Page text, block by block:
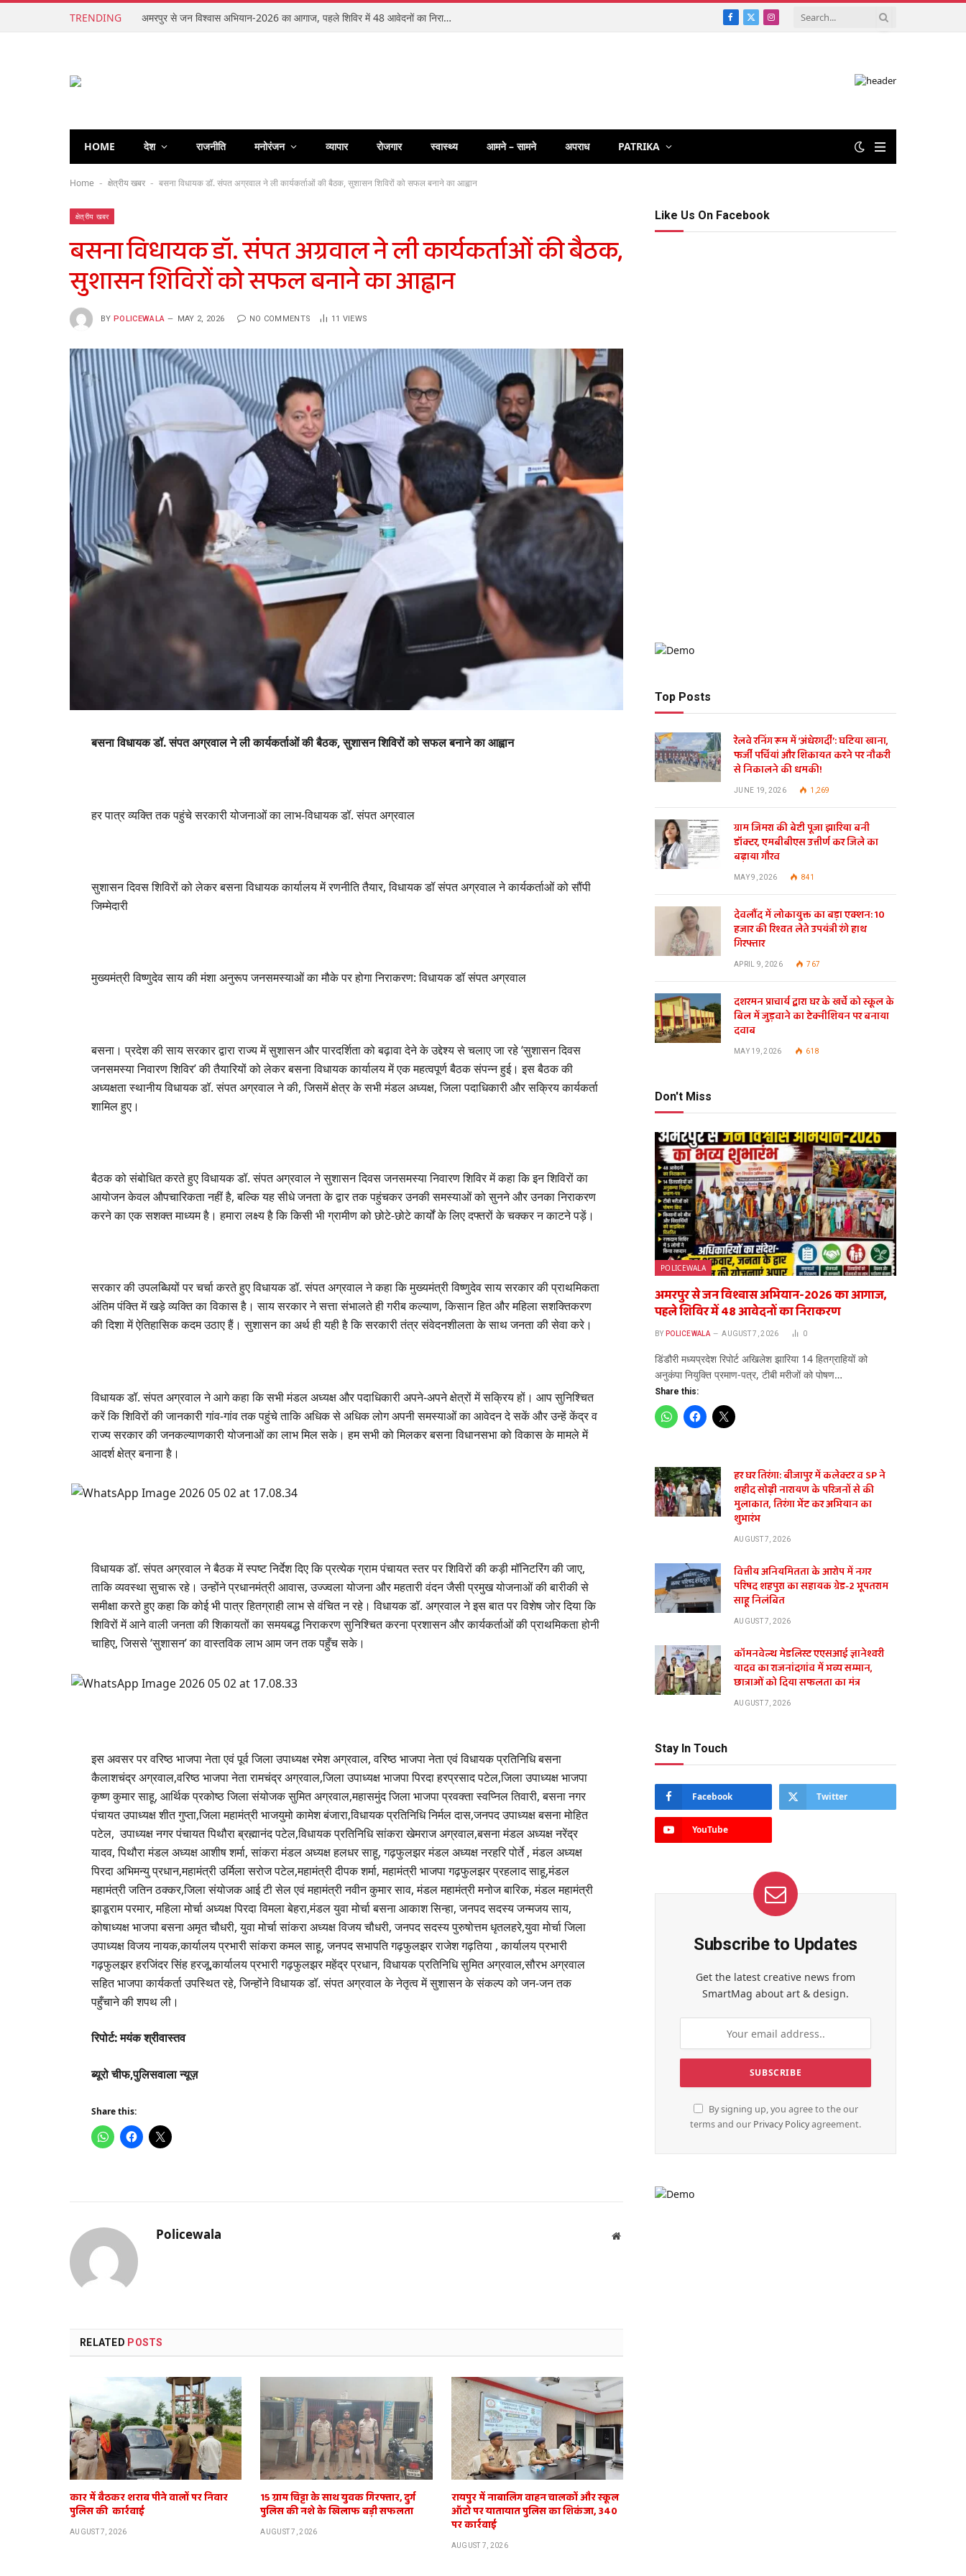
TRENDING अमरपुर से जन विश्वास अभियान-2026 का आगाज, पहले शिविर में 48 आवेदनों का निराकरण Facebook
X
Instagram
HOME देश राजनीति मनोरंजन व्यापार रोजगार स्वास्थ्य आमने – सामने अपराध PATRIKA
Home - क्षेत्रीय खबर - बसना विधायक डॉ. संपत अग्रवाल ने ली कार्यकर्ताओं की बैठक, सुशासन शिविरों को सफल बनाने का आह्वान
क्षेत्रीय खबर
बसना विधायक डॉ. संपत अग्रवाल ने ली कार्यकर्ताओं की बैठक,
सुशासन शिविरों को सफल बनाने का आह्वान
BY POLICEWALA MAY 2, 2026 NO COMMENTS 11 VIEWS
बसना विधायक डॉ. संपत अग्रवाल ने ली कार्यकर्ताओं की बैठक, सुशासन शिविरों को सफल बनाने का आह्वान
हर पात्र व्यक्ति तक पहुंचे सरकारी योजनाओं का लाभ-विधायक डॉ. संपत अग्रवाल
सुशासन दिवस शिविरों को लेकर बसना विधायक कार्यालय में रणनीति तैयार, विधायक डॉ संपत अग्रवाल ने कार्यकर्ताओं को सौंपी
जिम्मेदारी
मुख्यमंत्री विष्णुदेव साय की मंशा अनुरूप जनसमस्याओं का मौके पर होगा निराकरण: विधायक डॉ संपत अग्रवाल
बसना। प्रदेश की साय सरकार द्वारा राज्य में सुशासन और पारदर्शिता को बढ़ावा देने के उद्देश्य से चलाए जा रहे ‘सुशासन दिवस
जनसमस्या निवारण शिविर’ की तैयारियों को लेकर बसना विधायक कार्यालय में एक महत्वपूर्ण बैठक संपन्न हुई। इस बैठक की
अध्यक्षता स्थानीय विधायक डॉ. संपत अग्रवाल ने की, जिसमें क्षेत्र के सभी मंडल अध्यक्ष, जिला पदाधिकारी और सक्रिय कार्यकर्ता
शामिल हुए।
बैठक को संबोधित करते हुए विधायक डॉ. संपत अग्रवाल ने सुशासन दिवस जनसमस्या निवारण शिविर में कहा कि इन शिविरों का
आयोजन केवल औपचारिकता नहीं है, बल्कि यह सीधे जनता के द्वार तक पहुंचकर उनकी समस्याओं को सुनने और उनका निराकरण
करने का एक सशक्त माध्यम है। हमारा लक्ष्य है कि किसी भी ग्रामीण को छोटे-छोटे कार्यों के लिए दफ्तरों के चक्कर न काटने पड़ें।
सरकार की उपलब्धियों पर चर्चा करते हुए विधायक डॉ. संपत अग्रवाल ने कहा कि मुख्यमंत्री विष्णुदेव साय सरकार की प्राथमिकता
अंतिम पंक्ति में खड़े व्यक्ति का विकास है। साय सरकार ने सत्ता संभालते ही गरीब कल्याण, किसान हित और महिला सशक्तिकरण
की दिशा में ऐतिहासिक कदम उठाए हैं। सुशासन का अर्थ ही यही है कि सरकारी तंत्र संवेदनशीलता के साथ जनता की सेवा करे।
विधायक डॉ. संपत अग्रवाल ने आगे कहा कि सभी मंडल अध्यक्ष और पदाधिकारी अपने-अपने क्षेत्रों में सक्रिय हों। आप सुनिश्चित
करें कि शिविरों की जानकारी गांव-गांव तक पहुंचे ताकि अधिक से अधिक लोग अपनी समस्याओं का आवेदन दे सकें और उन्हें केंद्र व
राज्य सरकार की जनकल्याणकारी योजनाओं का लाभ मिल सके। हम सभी को मिलकर बसना विधानसभा को विकास के मामले में
आदर्श क्षेत्र बनाना है।
विधायक डॉ. संपत अग्रवाल ने बैठक में स्पष्ट निर्देश दिए कि प्रत्येक ग्राम पंचायत स्तर पर शिविरों की कड़ी मॉनिटरिंग की जाए,
ताकि व्यवस्था सुचारू रहे। उन्होंने प्रधानमंत्री आवास, उज्ज्वला योजना और महतारी वंदन जैसी प्रमुख योजनाओं की बारीकी से
समीक्षा करते हुए कहा कि कोई भी पात्र हितग्राही लाभ से वंचित न रहे। विधायक डॉ. अग्रवाल ने इस बात पर विशेष जोर दिया कि
शिविरों में आने वाली जनता की शिकायतों का समयबद्ध निराकरण सुनिश्चित करना प्रशासन और कार्यकर्ताओं की प्राथमिकता होनी
चाहिए, जिससे ‘सुशासन’ का वास्तविक लाभ आम जन तक पहुँच सके।
इस अवसर पर वरिष्ठ भाजपा नेता एवं पूर्व जिला उपाध्यक्ष रमेश अग्रवाल, वरिष्ठ भाजपा नेता एवं विधायक प्रतिनिधि बसना
कैलाशचंद्र अग्रवाल,वरिष्ठ भाजपा नेता रामचंद्र अग्रवाल,जिला उपाध्यक्ष भाजपा पिरदा हरप्रसाद पटेल,जिला उपाध्यक्ष भाजपा
कृष्ण कुमार साहू, आर्थिक प्रकोष्ठ जिला संयोजक सुमित अग्रवाल,महासमुंद जिला भाजपा प्रवक्ता स्वप्निल तिवारी, बसना नगर
पंचायत उपाध्यक्ष शीत गुप्ता,जिला महामंत्री भाजयुमो कामेश बंजारा,विधायक प्रतिनिधि निर्मल दास,जनपद उपाध्यक्ष बसना मोहित
पटेल, उपाध्यक्ष नगर पंचायत पिथौरा ब्रह्मानंद पटेल,विधायक प्रतिनिधि सांकरा खेमराज अग्रवाल,बसना मंडल अध्यक्ष नरेंद्र
यादव, पिथौरा मंडल अध्यक्ष आशीष शर्मा, सांकरा मंडल अध्यक्ष हलधर साहू, गढ़फुलझर मंडल अध्यक्ष नरहरि पोर्ते , मंडल अध्यक्ष
पिरदा अभिमन्यु प्रधान,महामंत्री उर्मिला सरोज पटेल,महामंत्री दीपक शर्मा, महामंत्री भाजपा गढ़फुलझर प्रहलाद साहू,मंडल
महामंत्री जतिन ठक्कर,जिला संयोजक आई टी सेल एवं महामंत्री नवीन कुमार साव, मंडल महामंत्री मनोज बारिक, मंडल महामंत्री
झाडूराम परमार, महिला मोर्चा अध्यक्ष पिरदा विमला बेहरा,मंडल युवा मोर्चा बसना आकाश सिन्हा, जनपद सदस्य जन्मजय साय,
कोषाध्यक्ष भाजपा बसना अमृत चौधरी, युवा मोर्चा सांकरा अध्यक्ष विजय चौधरी, जनपद सदस्य पुरुषोत्तम धृतलहरे,युवा मोर्चा जिला
उपाध्यक्ष विजय नायक,कार्यालय प्रभारी सांकरा कमल साहू, जनपद सभापति गढ़फुलझर राजेश गढ़तिया , कार्यालय प्रभारी
गढ़फुलझर हरजिंदर सिंह हरजू,कार्यालय प्रभारी गढ़फुलझर महेंद्र प्रधान, विधायक प्रतिनिधि सुमित अग्रवाल,सौरभ अग्रवाल
सहित भाजपा कार्यकर्ता उपस्थित रहे, जिन्होंने विधायक डॉ. संपत अग्रवाल के नेतृत्व में सुशासन के संकल्प को जन-जन तक
पहुँचाने की शपथ ली।
रिपोर्ट: मयंक श्रीवास्तव
ब्यूरो चीफ,पुलिसवाला न्यूज़
Share this:
Policewala Website
RELATED POSTS
कार में बैठकर शराब पीने वालों पर निवार
पुलिस की कार्रवाई
AUGUST 7, 2026
15 ग्राम चिट्टा के साथ युवक गिरफ्तार, दुर्ग
पुलिस की नशे के खिलाफ बड़ी सफलता
AUGUST 7, 2026
रायपुर में नाबालिग वाहन चालकों और स्कूल
ऑटो पर यातायात पुलिस का शिकंजा, 340
पर कार्रवाई
AUGUST 7, 2026
Like Us On Facebook
Top Posts
रेलवे रनिंग रूम में ‘अंधेरगर्दी’: घटिया खाना,
फर्जी पर्चियां और शिकायत करने पर नौकरी
से निकालने की धमकी!
JUNE 19, 2026 1,269
ग्राम जिमरा की बेटी पूजा झारिया बनी
डॉक्टर, एमबीबीएस उत्तीर्ण कर जिले का
बढ़ाया गौरव
MAY 9, 2026 841
देवलौंद में लोकायुक्त का बड़ा एक्शन: 10
हजार की रिश्वत लेते उपयंत्री रंगे हाथ
गिरफ्तार
APRIL 9, 2026 767
दशरमन प्राचार्य द्वारा घर के खर्चे को स्कूल के
बिल में जुड़वाने का टेक्नीशियन पर बनाया
दवाब
MAY 19, 2026 618
Don't Miss
POLICEWALA
अमरपुर से जन विश्वास अभियान-2026 का आगाज,
पहले शिविर में 48 आवेदनों का निराकरण
BY POLICEWALA AUGUST 7, 2026 0
डिंडौरी मध्यप्रदेश रिपोर्ट अखिलेश झारिया 14 हितग्राहियों को
अनुकंपा नियुक्ति प्रमाण-पत्र, टीबी मरीजों को पोषण…
Share this:
हर घर तिरंगा: बीजापुर में कलेक्टर व SP ने
शहीद सोढ़ी नारायण के परिजनों से की
मुलाकात, तिरंगा भेंट कर अभियान का
शुभारंभ
AUGUST 7, 2026
वित्तीय अनियमितता के आरोप में नगर
परिषद शहपुरा का सहायक ग्रेड-2 भूपतराम
साहू निलंबित
AUGUST 7, 2026
कॉमनवेल्थ मेडलिस्ट एएसआई ज्ञानेश्वरी
यादव का राजनांदगांव में भव्य सम्मान,
छात्राओं को दिया सफलता का मंत्र
AUGUST 7, 2026
Stay In Touch
Facebook Twitter
YouTube
Subscribe to Updates
Get the latest creative news from
SmartMag about art & design.
By signing up, you agree to the our
terms and our Privacy Policyagreement.